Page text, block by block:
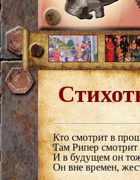
Кто смотрит в
Там Рипер смотрит
И в будущем он
Он вне времен,